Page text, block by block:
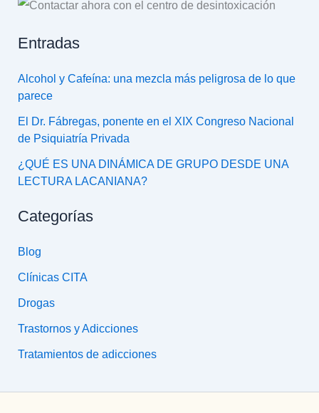
Entradas
Alcohol y Cafeína: una mezcla más peligrosa de lo que
parece
El Dr. Fábregas, ponente en el XIX Congreso Nacional
de Psiquiatría Privada
¿QUÉ ES UNA DINÁMICA DE GRUPO DESDE UNA
LECTURA LACANIANA?
Categorías
Blog
Clínicas CITA
Drogas
Trastornos y Adicciones
Tratamientos de adicciones